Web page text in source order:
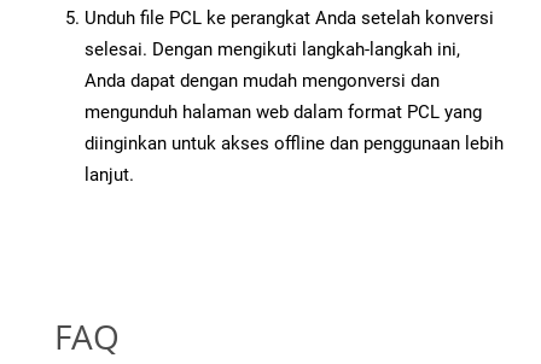
Unduh file PCL ke perangkat Anda setelah konversi
selesai. Dengan mengikuti langkah-langkah ini,
Anda dapat dengan mudah mengonversi dan
mengunduh halaman web dalam format PCL yang
diinginkan untuk akses offline dan penggunaan lebih
lanjut.
FAQ